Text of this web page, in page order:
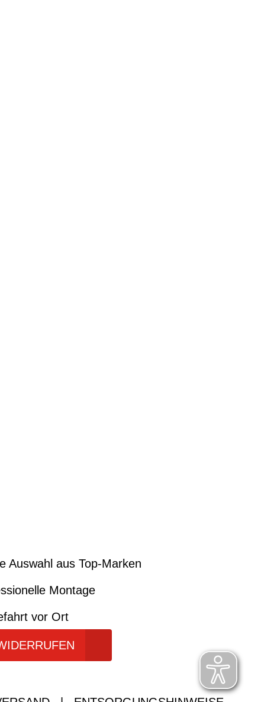
Auswahl aus Top-Marken
Montage
vor Ort